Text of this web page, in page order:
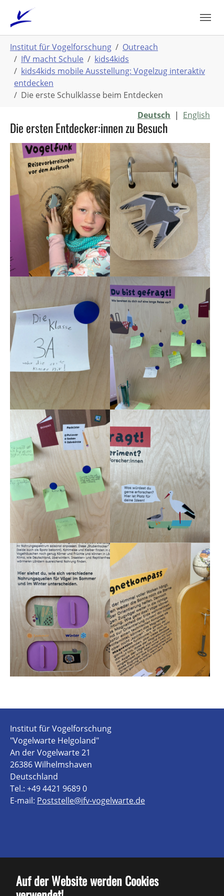
Auf der Website werden Cookies
Hauptinhalt
springen
sind
hier:
Institut für Vogelforschung
Outreach
IfV macht Schule
kids4kids
kids4kids mobile Ausstellung: Vogelzug interaktiv
entdecken
Die erste Schulklasse beim Entdecken
Deutsch | English
Die ersten Entdecker:innen zu Besuch
Show larger version Show larger version
Show larger version
Show larger version Show larger version
Show larger version Show larger version
Institut für Vogelforschung
"Vogelwarte Helgoland"
An der Vogelwarte 21
26386 Wilhelmshaven
Deutschland
Tel.: +49 4421 9689 0
E-mail: Poststelle@ifv-vogelwarte.de
Impressum